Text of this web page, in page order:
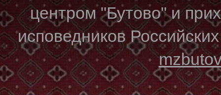
центром "Бутово" и
исповедников